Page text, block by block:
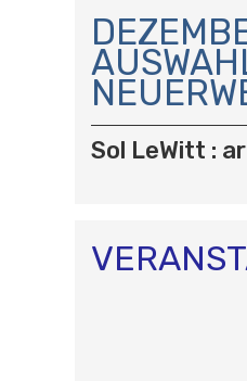
A
V
I
G
A
T
I
Sol LeWitt :